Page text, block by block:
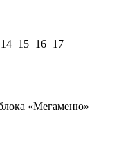
14 15 16 17
«Мегаменю»